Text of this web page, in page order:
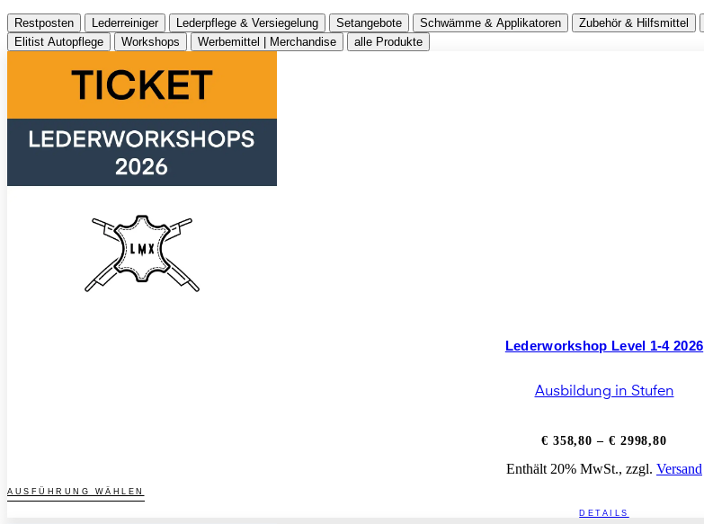
Restposten Lederreiniger Lederpflege & Versiegelung Setangebote Schwämme & Applikatoren Zubehör & Hilfsmittel
Elitist Autopflege
Workshops Werbemittel | Merchandise alle Produkte
Lederworkshop Level 1-4 2026
Ausbildung in Stufen
€ 358,80 – € 2998,80
bis
Enthält 20% MwSt., zzgl. Versand
AUSFÜHRUNG WÄHLEN
Produkt
DETAILS